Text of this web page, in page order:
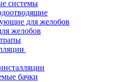
системы
для желобов
желобов
бачки